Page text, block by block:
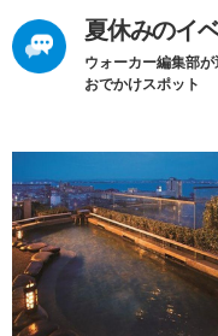
夏休みのイ
ウォーカー編集部
おでかけスポット